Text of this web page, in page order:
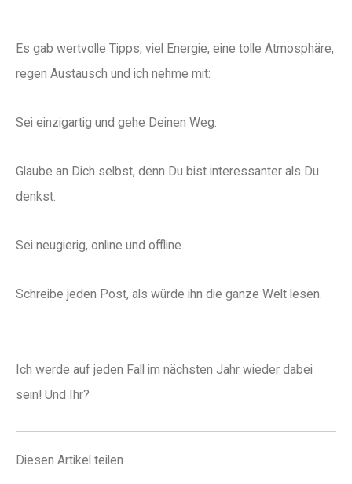
Es gab wertvolle Tipps, viel Energie, eine tolle Atmosphäre,
regen Austausch und ich nehme mit:
Sei einzigartig und gehe Deinen Weg.
Glaube an Dich selbst, denn Du bist interessanter als Du
denkst.
Sei neugierig, online und offline.
Schreibe jeden Post, als würde ihn die ganze Welt lesen.
Ich werde auf jeden Fall im nächsten Jahr wieder dabei
sein! Und Ihr?
Diesen Artikel teilen